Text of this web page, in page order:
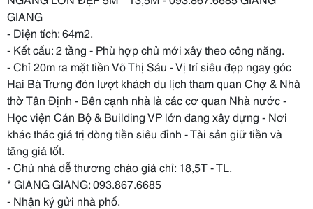
GIANG
- Diện tích: 64m2.
- Kết cấu: 2 tầng - Phù hợp chủ mới xây theo công năng.
- Chỉ 20m ra mặt tiền Võ Thị Sáu - Vị trí siêu đẹp ngay góc
Hai Bà Trưng đón lượt khách du lịch tham quan Chợ & Nhà
thờ Tân Định - Bên cạnh nhà là các cơ quan Nhà nước -
Học viện Cán Bộ & Building VP lớn đang xây dựng - Nơi
khác thác giá trị dòng tiền siêu đỉnh - Tài sản giữ tiền và
tăng giá tốt.
- Chủ nhà dễ thương chào giá chỉ: 18,5T - TL.
* GIANG GIANG: 093.867.6685
- Nhận ký gửi nhà phố.